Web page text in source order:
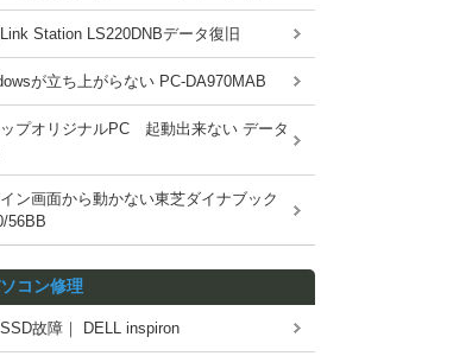
Station LS220DNBデータ復旧
が立ち上がらない PC-DA970MAB
プオリジナルPC 起動出来ない データ
ン画面から動かない東芝ダイナブック
56BB
コン修理
故障｜ DELL inspiron